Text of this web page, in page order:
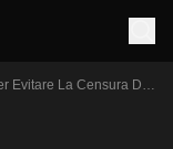
Evitare La Censura Di